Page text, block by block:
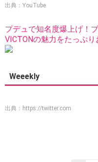
出典：YouTube
プデュで知名度爆上げ！
VICTONの魅力をたっぷ
Weeekly
出典： https://twitter.com